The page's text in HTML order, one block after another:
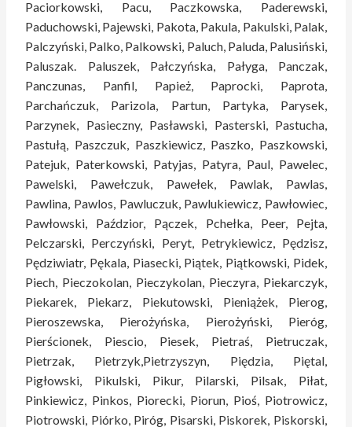
Paciorkowski, Pacu, Paczkowska, Paderewski,
Paduchowski, Pajewski, Pakota, Pakula, Pakulski, Palak,
Palczyński, Palko, Palkowski, Paluch, Paluda, Palusiński,
Paluszak. Paluszek, Pałczyńska, Pałyga, Panczak,
Panczunas, Panfil, Papież, Paprocki, Paprota,
Parchańczuk, Parizola, Partun, Partyka, Parysek,
Parzynek, Pasieczny, Pasławski, Pasterski, Pastucha,
Pastułą, Paszczuk, Paszkiewicz, Paszko, Paszkowski,
Patejuk, Paterkowski, Patyjas, Patyra, Paul, Pawelec,
Pawelski, Pawełczuk, Pawełek, Pawlak, Pawlas,
Pawlina, Pawlos, Pawluczuk, Pawlukiewicz, Pawłowiec,
Pawłowski, Paździor, Pączek, Pchełka, Peer, Pejta,
Pelczarski, Perczyński, Peryt, Petrykiewicz, Pędzisz,
Pędziwiatr, Pękala, Piasecki, Piątek, Piątkowski, Pidek,
Piech, Pieczokolan, Pieczykolan, Pieczyra, Piekarczyk,
Piekarek, Piekarz, Piekutowski, Pieniążek, Pierog,
Pieroszewska, Pierożyńska, Pierożyński, Pieróg,
Pierścionek, Piescio, Piesek, Pietraś, Pietruczak,
Pietrzak, Pietrzyk,Pietrzyszyn, Piędzia, Piętal,
Pigłowski, Pikulski, Pikur, Pilarski, Pilsak, Piłat,
Pinkiewicz, Pinkos, Piorecki, Piorun, Pioś, Piotrowicz,
Piotrowski, Piórko, Piróg, Pisarski, Piskorek, Piskorski,